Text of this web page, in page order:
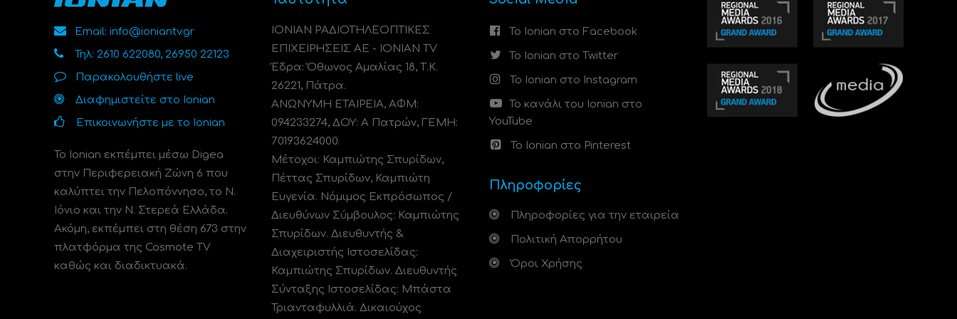
Email: info@ioniantv.gr
Τηλ: 2610 622080, 26950 22123
Παρακολουθήστε live
Διαφημιστείτε στο Ionian
Επικοινωνήστε με το Ionian
Το Ionian εκπέμπει μέσω Digea
στην Περιφερειακή Ζώνη 6 που
καλύπτει την Πελοπόννησο, το N.
Ιόνιο και την Ν. Στερεά Ελλάδα.
Ακόμη, εκπέμπει στη θέση 673 στην
πλατφόρμα της Cosmote TV
καθώς και διαδικτυακά.
ΙΟΝΙΑΝ ΡΑΔΙΟΤΗΛΕΟΠΤΙΚΕΣ
ΕΠΙΧΕΙΡΗΣΕΙΣ ΑΕ - IONIAN TV
Έδρα: Όθωνος Αμαλίας 18, Τ.Κ.
26221, Πάτρα.
ΑΝΩΝΥΜΗ ΕΤΑΙΡΕΙΑ, ΑΦΜ:
094233274, ΔΟΥ: A Πατρών, ΓΕΜΗ:
70193624000.
Μέτοχοι: Καμπιώτης Σπυρίδων,
Πέττας Σπυρίδων, Καμπιώτη
Ευγενία. Νόμιμος Εκπρόσωπος /
Διευθύνων Σύμβουλος: Καμπιώτης
Σπυρίδων. Διευθυντής &
Διαχειριστής Ιστοσελίδας:
Καμπιώτης Σπυρίδων. Διευθυντής
Σύνταξης Ιστοσελίδας: Μπάστα
Τριανταφυλλιά. Δικαιούχος
Το Ionian στο Facebook
Το Ionian στο Twitter
Το Ionian στο Instagram
Το κανάλι του Ionian στο
YouTube
Το Ionian στο Pinterest
Πληροφορίες
Πληροφορίες για την εταιρεία
Πολιτική Απορρήτου
Όροι Χρήσης